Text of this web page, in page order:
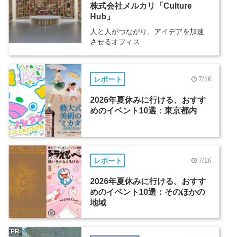
株式会社メルカリ「Culture
Hub」
人と人がつながり、アイデアを加速
させるオフィス
レポート 7/16
2026年夏休みに行ける、おすす
めのイベント10選：東京都内
レポート 7/16
2026年夏休みに行ける、おすす
めのイベント10選：そのほかの
地域
PR